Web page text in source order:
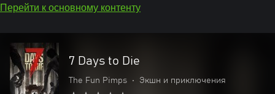
Перейти к основному контенту
7 Days to Die
The Fun Pimps • Экшн и приключения